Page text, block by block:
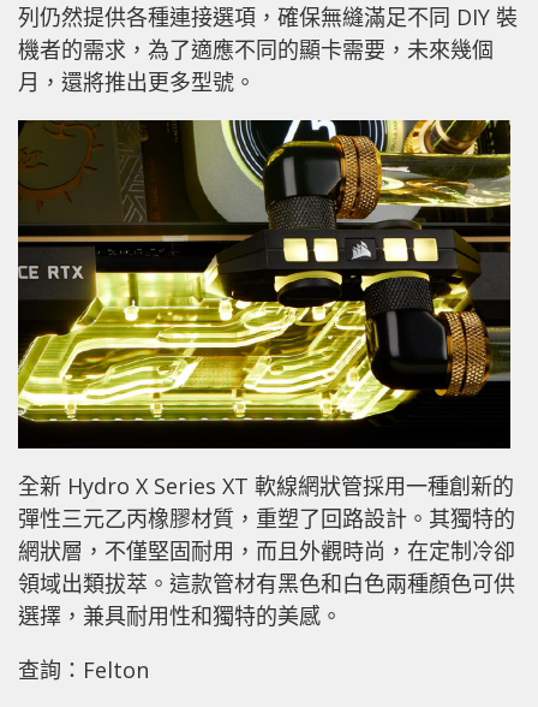
列仍然提供各種連接選項，確保無縫滿足不同 DIY 裝
機者的需求，為了適應不同的顯卡需要，未來幾個
月，還將推出更多型號。
全新 Hydro X Series XT 軟線網狀管採用一種創新的
彈性三元乙丙橡膠材質，重塑了回路設計。其獨特的
網狀層，不僅堅固耐用，而且外觀時尚，在定制冷卻
領域出類拔萃。這款管材有黑色和白色兩種顏色可供
選擇，兼具耐用性和獨特的美感。
查詢：Felton